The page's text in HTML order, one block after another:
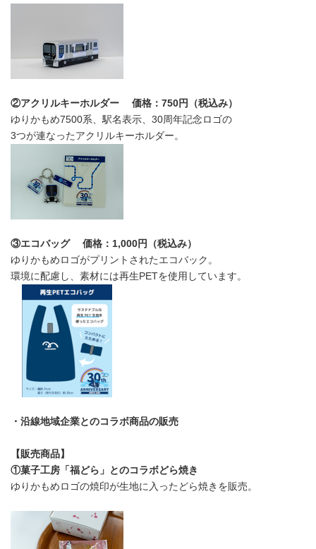
②アクリルキーホルダー 価格：750円（税込み）
ゆりかもめ7500系、駅名表示、30周年記念ロゴの
3つが連なったアクリルキーホルダー。
③エコバッグ 価格：1,000円（税込み）
ゆりかもめロゴがプリントされたエコバック。
環境に配慮し、素材には再生PETを使用しています。
・沿線地域企業とのコラボ商品の販売
【販売商品】
①菓子工房「福どら」とのコラボどら焼き
ゆりかもめロゴの焼印が生地に入ったどら焼きを販売。